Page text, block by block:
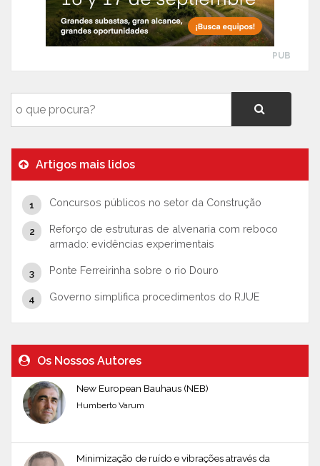
PUB
Artigos mais lidos
Concursos públicos no setor da Construção
Reforço de estruturas de alvenaria com reboco
armado: evidências experimentais
Ponte Ferreirinha sobre o rio Douro
Governo simplifica procedimentos do RJUE
Os Nossos Autores
New European Bauhaus (NEB)
Humberto Varum
Minimização de ruído e vibrações através da